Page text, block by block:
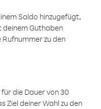
Saldo hinzugefügt,
deinem Guthaben
zu den
die Dauer von 30
Ziel deiner Wahl zu den